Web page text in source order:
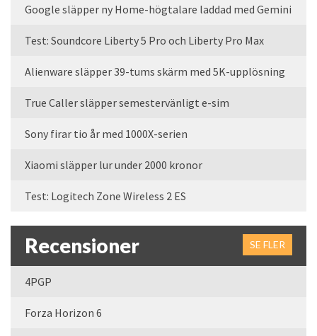
Google släpper ny Home-högtalare laddad med Gemini
Test: Soundcore Liberty 5 Pro och Liberty Pro Max
Alienware släpper 39-tums skärm med 5K-upplösning
True Caller släpper semestervänligt e-sim
Sony firar tio år med 1000X-serien
Xiaomi släpper lur under 2000 kronor
Test: Logitech Zone Wireless 2 ES
Recensioner SE FLER
4PGP
Forza Horizon 6